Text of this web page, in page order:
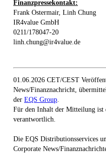
Finanzpressekontakt:
Frank Ostermair, Linh Chung
IR4value GmbH
0211/178047-20
linh.chung@ir4value.de
01.06.2026 CET/CEST
News/Finanznachricht,
der EQS Group
Für den Inhalt der Mitteilung ist
verantwortlich.
Die EQS Distributionsservices
Corporate News/